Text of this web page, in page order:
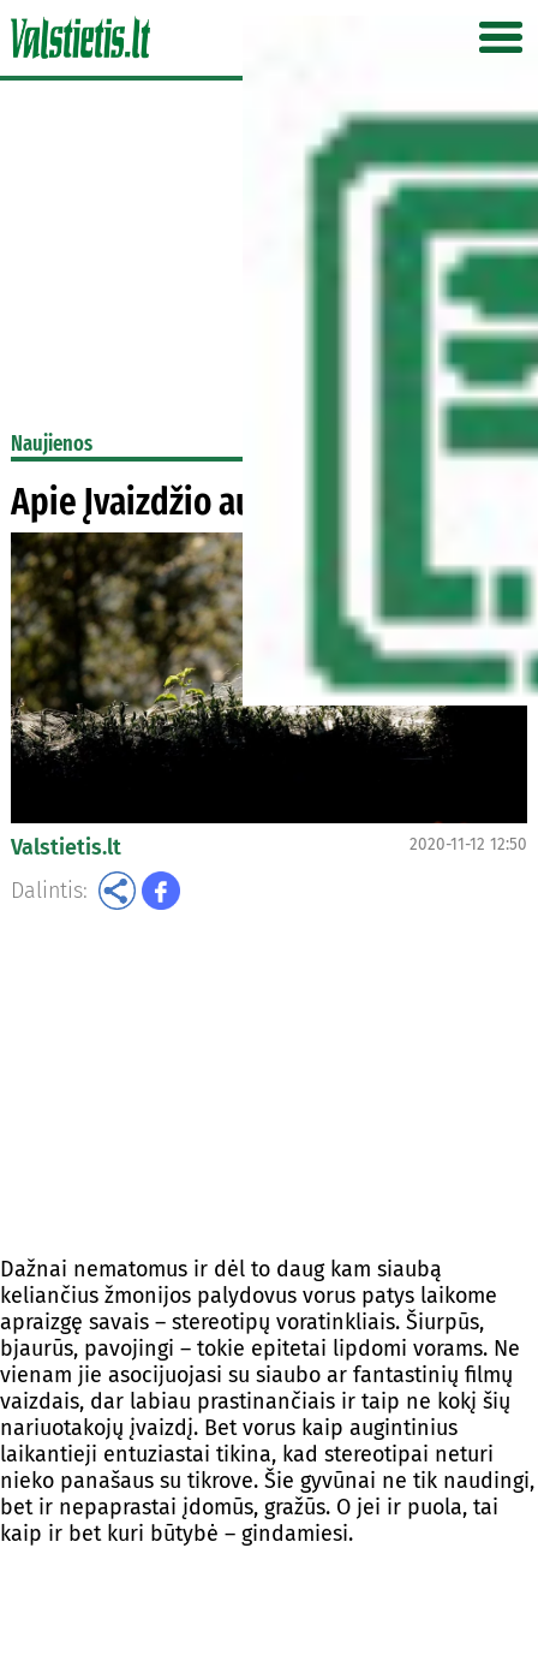
Naujienos
Apie Įvaizdžio aukas - vorus
Valstietis.lt 2020-11-12 12:50
Dalintis:
Dažnai nematomus ir dėl to daug kam siaubą
keliančius žmonijos palydovus vorus patys laikome
apraizgę savais – stereotipų voratinkliais. Šiurpūs,
bjaurūs, pavojingi – tokie epitetai lipdomi vorams. Ne
vienam jie asocijuojasi su siaubo ar fantastinių filmų
vaizdais, dar labiau prastinančiais ir taip ne kokį šių
nariuotakojų įvaizdį. Bet vorus kaip augintinius
laikantieji entuziastai tikina, kad stereotipai neturi
nieko panašaus su tikrove. Šie gyvūnai ne tik naudingi,
bet ir nepaprastai įdomūs, gražūs. O jei ir puola, tai
kaip ir bet kuri būtybė – gindamiesi.